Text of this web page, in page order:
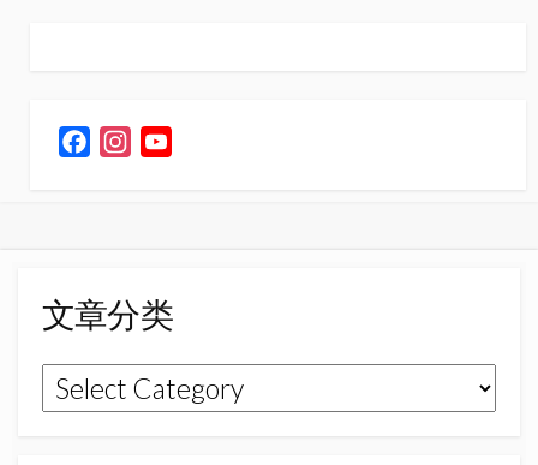
o
o
k
r
a
m
e
C
h
文章分类
文
章